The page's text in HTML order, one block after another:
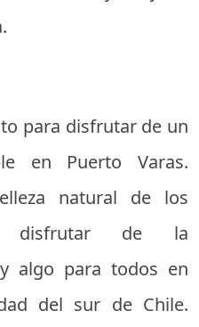
para disfrutar de un
en Puerto Varas.
natural de los
disfrutar de la
algo para todos en
del sur de Chile.